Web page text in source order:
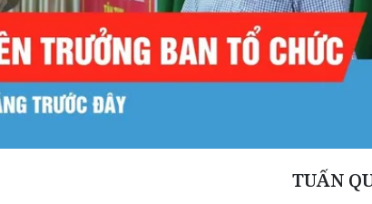
TUẤN